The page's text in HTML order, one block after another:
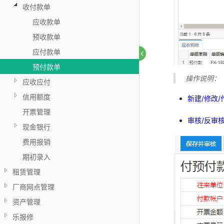
收付款单
应收款单
预收款单
应付款单
预付款单
应收应付
信用额度
开票管理
现金银行
费用报销
期初录入
租赁管理
厂商网点管理
资产管理
乐报修
操作说明：
新建/修改/
审核/反审